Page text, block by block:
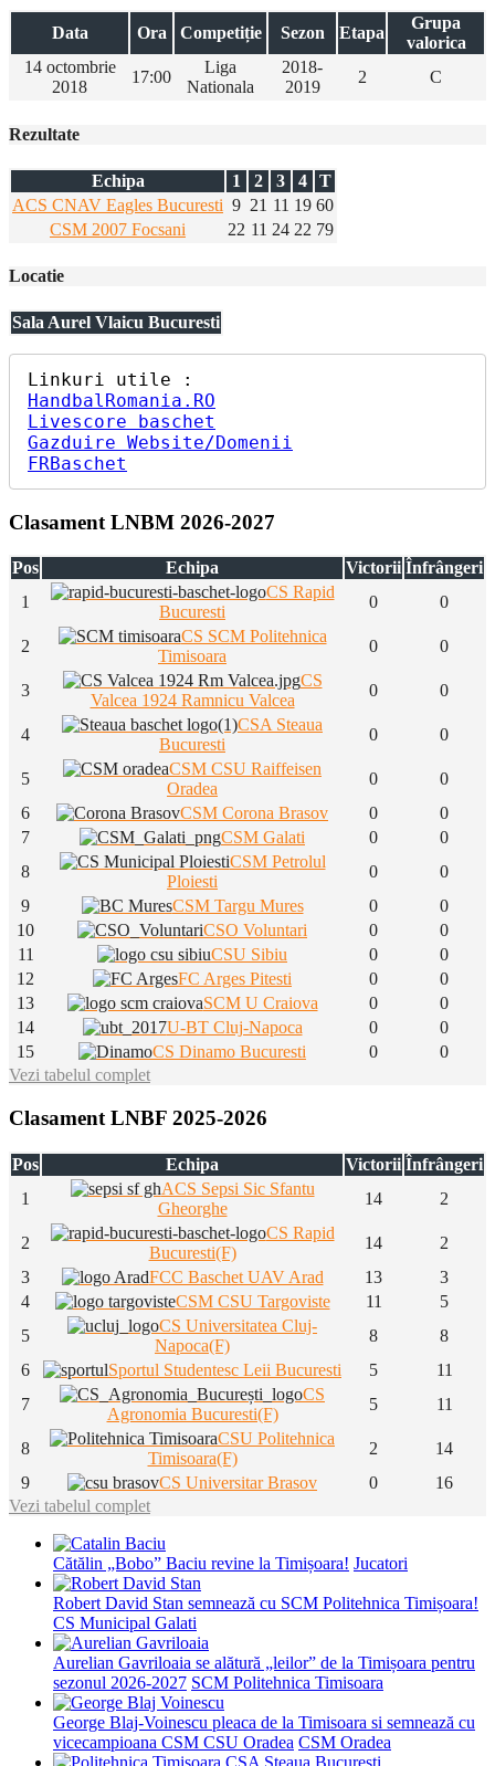
Data Ora Competiție Sezon Etapa
Grupa
valorica
14 octombrie
2018
17:00
Liga
Nationala
2018-
2019
2 C
Rezultate
Echipa 1 2 3 4
T
ACS CNAV Eagles Bucuresti 9 21 11 19 60
CSM 2007 Focsani
22 11 24 22 79
Locatie
Sala Aurel Vlaicu Bucuresti
HandbalRomania.RO
Livescore baschet
Gazduire Website/Domenii
FRBaschet
Clasament LNBM 2026-2027
Pos Echipa Victorii Înfrângeri
1
CS Rapid
Bucuresti
0 0
2
CS SCM Politehnica
Timisoara
0 0
3
CS
Valcea 1924 Ramnicu Valcea
0 0
4
CSA Steaua
Bucuresti
0 0
5
CSM CSU Raiffeisen
Oradea
0
0
6
CSM Corona Brasov 0
0
7
CSM Galati 0
0
8
CSM Petrolul
Ploiesti
0
0
9
CSM Targu Mures 0
0
10
CSO Voluntari 0
0
11
CSU Sibiu 0
0
12
FC Arges Pitesti 0
0
13
SCM U Craiova 0
0
14
U-BT Cluj-Napoca 0
0
15
CS Dinamo Bucuresti 0
0
Vezi tabelul complet
Clasament LNBF 2025-2026
Pos Echipa Victorii Înfrângeri
1
ACS Sepsi Sic Sfantu
Gheorghe
14 2
2
CS Rapid
Bucuresti(F)
14
2
3
FCC Baschet UAV Arad 13
3
4
CSM CSU Targoviste 11
5
5
CS Universitatea Cluj-
Napoca(F)
8
8
6
Sportul Studentesc Leii Bucuresti 5
11
7
CS
Agronomia Bucuresti(F)
5 11
8
CSU Politehnica
Timisoara(F)
2
14
9
CS Universitar Brasov 0
16
Vezi tabelul complet
Cătălin „Bobo” Baciu revine la Timișoara! Jucatori
Robert David Stan semnează cu SCM Politehnica Timișoara!
CS Municipal Galati
Aurelian Gavriloaia se alătură „leilor” de la Timișoara pentru
sezonul 2026-2027 SCM Politehnica Timisoara
George Blaj-Voinescu pleaca de la Timisoara si semnează cu
vicecampioana CSM CSU Oradea CSM Oradea